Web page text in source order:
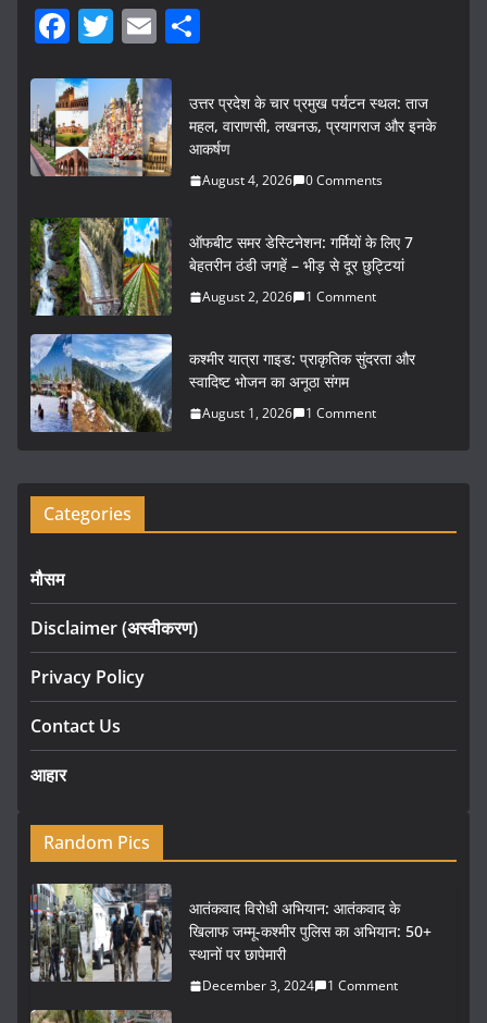
F
c
e
b
o
k
T
itt
er
E
ai
l
ar
e
उत्तर प्रदेश के चार प्रमुख पर्यटन स्थल: ताज
महल, वाराणसी, लखनऊ, प्रयागराज और इनके
आकर्षण
August 4, 2026 0 Comments
ऑफबीट समर डेस्टिनेशन: गर्मियों के लिए 7
बेहतरीन ठंडी जगहें – भीड़ से दूर छुट्टियां
August 2, 2026 1 Comment
कश्मीर यात्रा गाइड: प्राकृतिक सुंदरता और
स्वादिष्ट भोजन का अनूठा संगम
August 1, 2026 1 Comment
Categories
मौसम
Disclaimer (अस्वीकरण)
Privacy Policy
Contact Us
आहार
Random Pics
आतंकवाद विरोधी अभियान: आतंकवाद के
खिलाफ जम्मू-कश्मीर पुलिस का अभियान: 50+
स्थानों पर छापेमारी
December 3, 2024 1 Comment